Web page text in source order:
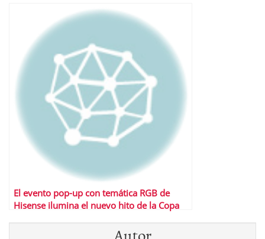
El evento pop-up con temática RGB de
Hisense ilumina el nuevo hito de la Copa